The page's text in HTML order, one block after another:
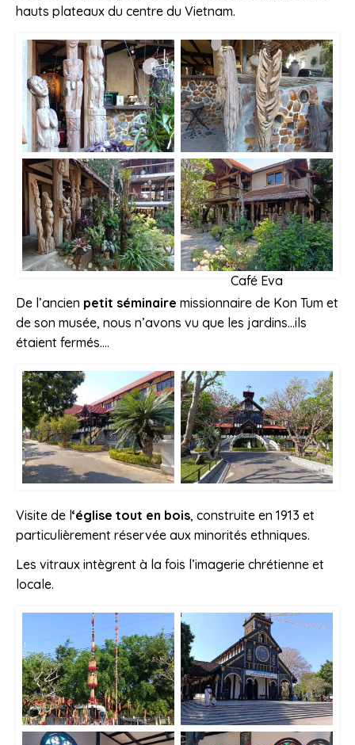
hauts plateaux du centre du Vietnam.
Café Eva
De l’ancien petit séminaire missionnaire de Kon Tum et
de son musée, nous n’avons vu que les jardins…ils
étaient fermés….
Visite de l‘église tout en bois, construite en 1913 et
particulièrement réservée aux minorités ethniques.
Les vitraux intègrent à la fois l’imagerie chrétienne et
locale.